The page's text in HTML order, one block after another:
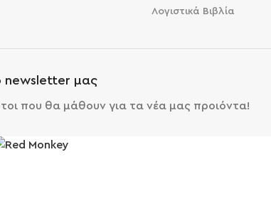
Λογιστικά Βιβλία
newsletter μας
που θα μάθουν για τα νέα μας προιόντα!